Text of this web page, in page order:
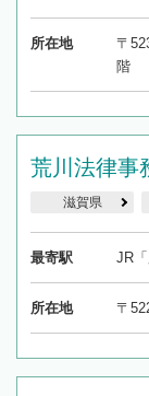
所在地
〒
階
荒川法律事
滋賀県
最寄駅 JR
所在地 〒